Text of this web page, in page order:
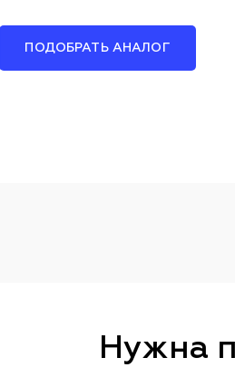
ПОДОБРАТЬ АНАЛОГ
Нужна